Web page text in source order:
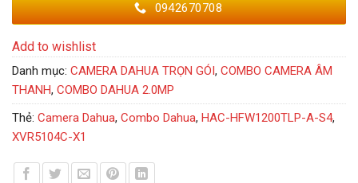
0942670708
Add to wishlist
Danh mục: CAMERA DAHUA TRỌN GÓI, COMBO CAMERA ÂM
THANH, COMBO DAHUA 2.0MP
Thẻ: Camera Dahua, Combo Dahua, HAC-HFW1200TLP-A-S4,
XVR5104C-X1